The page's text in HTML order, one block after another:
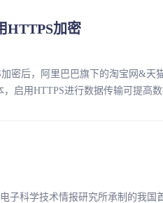
HTTPS加密
密后，阿里巴巴旗下的淘宝网&天
启用HTTPS进行数据传输可提高
子科学技术情报研究所承制的我国